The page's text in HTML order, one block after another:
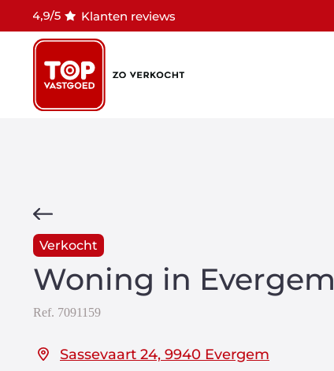
Klanten reviews
Verkocht
Woning in Evergem
Ref. 7091159
Sassevaart 24, 9940 Evergem